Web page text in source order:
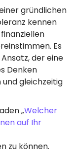
gründlichen
kennen
Es
der eine
Denken
gleichzeitig
„Welcher
auf Ihr
zu können.